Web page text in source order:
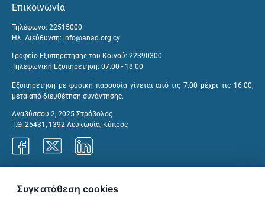
Επικοινωνία
Τηλέφωνο: 22515000
Ηλ. Διεύθυνση: info@anad.org.cy
Γραφείο Εξυπηρέτησης του Κοινού: 22390300
Τηλεφωνική Εξυπηρέτηση: 07:00 - 18:00
Εξυπηρέτηση με φυσική παρουσία γίνεται από τις 7:00 μέχρι τις 16:00,
μετά από διευθέτηση συνάντησης.
Αναβύσσου 2, 2025 Στρόβολος
Τ.Θ. 25431, 1392 Λευκωσία, Κύπρος
Συγκατάθεση cookies